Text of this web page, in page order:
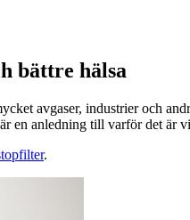
bättre hälsa
avgaser, industrier och
en anledning till varför det är
.